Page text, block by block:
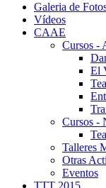
Galeria de
Vídeos
CAAE
Cursos -
El
Cursos -
Talleres
Otras
Eventos
TTT 2015